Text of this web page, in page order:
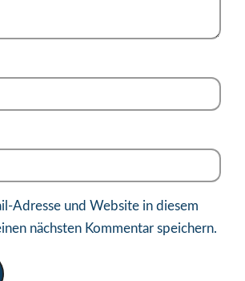
Adresse und Website in diesem
nächsten Kommentar speichern.